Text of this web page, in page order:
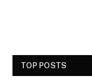
TOP POSTS